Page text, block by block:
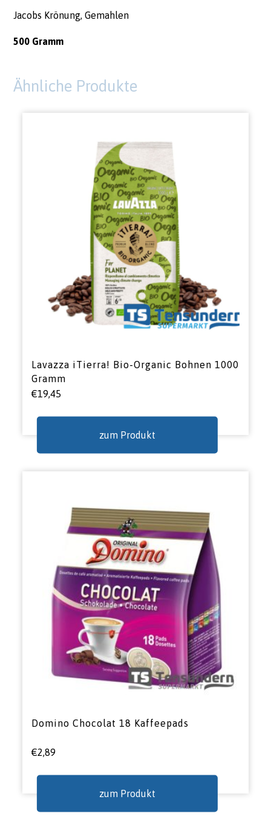
Jacobs Krönung, Gemahlen
500 Gramm
Ähnliche Produkte
Lavazza iTierra! Bio-Organic Bohnen 1000
Gramm
€19,45
zum Produkt
Domino Chocolat 18 Kaffeepads
€2,89
zum Produkt